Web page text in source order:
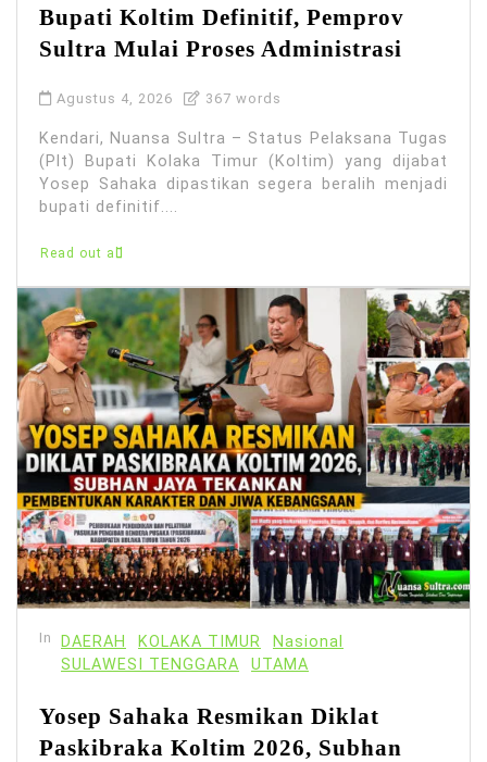
Bupati Koltim Definitif, Pemprov
Sultra Mulai Proses Administrasi
Agustus 4, 2026 367 words
Kendari, Nuansa Sultra – Status Pelaksana Tugas
(Plt) Bupati Kolaka Timur (Koltim) yang dijabat
Yosep Sahaka dipastikan segera beralih menjadi
bupati definitif....
Read out all
In DAERAH KOLAKA TIMUR
Nasional
SULAWESI TENGGARA
UTAMA
Yosep Sahaka Resmikan Diklat
Paskibraka Koltim 2026, Subhan